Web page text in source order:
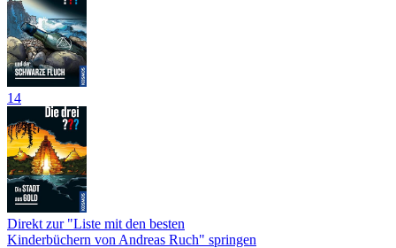
14
Direkt zur "Liste mit den besten
Kinderbüchern von Andreas Ruch" springen